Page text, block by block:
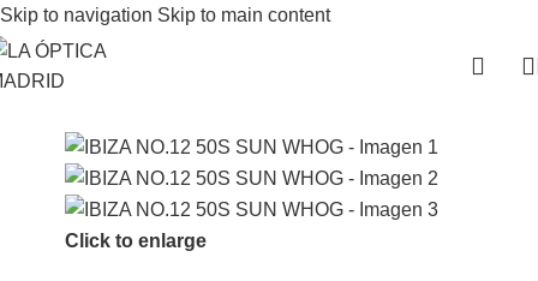
Skip to navigation Skip to main content
Click to enlarge